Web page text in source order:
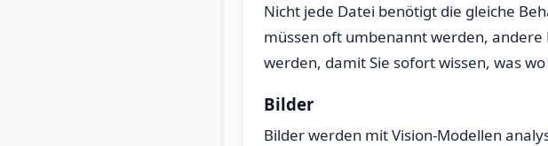
Nicht jede Datei benötigt die gleiche
müssen oft umbenannt werden,
werden, damit Sie sofort wissen, was wo
Bilder
Bilder werden mit Vision-Modellen